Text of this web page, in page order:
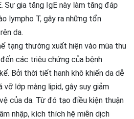
Sự gia tăng IgE này làm tăng đáp
lympho T, gây ra những tổn
da.
tạng thường xuất hiện vào mùa thu
các triệu chứng của bệnh
Bởi thời tiết hanh khô khiến da dễ
vỡ lớp màng lipid, gây suy giảm
của da. Từ đó tạo điều kiện thuận
nhập, kích thích hệ miễn dịch